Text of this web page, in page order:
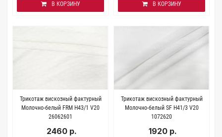
В КОРЗИНУ В КОРЗИНУ
Трикотаж вискозный фактурный
Молочно-белый FRM H43/1 V20
26062601
2460 р.
Трикотаж вискозный фактурный
Молочно-белый SF H41/3 V20
1072620
1920 р.